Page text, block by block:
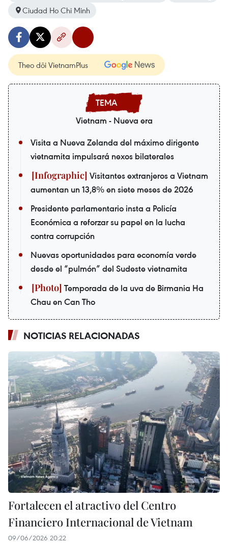
Ciudad Ho Chi Minh
Theo dõi VietnamPlus
Vietnam - Nueva era
Visita a Nueva Zelanda del máximo dirigente
vietnamita impulsará nexos bilaterales
Visitantes extranjeros a Vietnam
aumentan un 13,8% en siete meses de 2026
Presidente parlamentario insta a Policía
Económica a reforzar su papel en la lucha
contra corrupción
Nuevas oportunidades para economía verde
desde el “pulmón” del Sudeste vietnamita
Temporada de la uva de Birmania Ha
Chau en Can Tho
NOTICIAS RELACIONADAS
Fortalecen el atractivo del Centro
Financiero Internacional de Vietnam
09/06/2026 20:22